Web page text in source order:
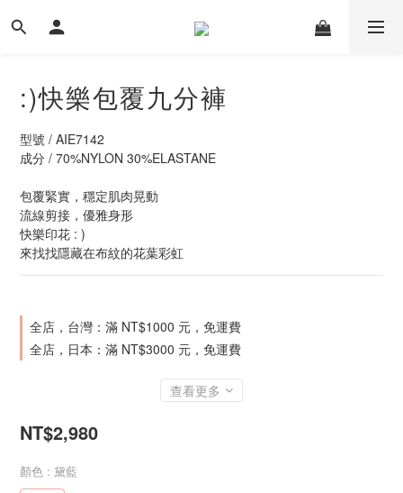
:)快樂包覆九分褲
型號 / AIE7142
成分 / 70%NYLON 30%ELASTANE
包覆緊實，穩定肌肉晃動
流線剪接，優雅身形
快樂印花 : )
來找找隱藏在布紋的花葉彩虹
全店，台灣：滿 NT$1000 元，免運費
全店，日本：滿 NT$3000 元，免運費
查看更多
NT$2,980
顏色 : 黛藍